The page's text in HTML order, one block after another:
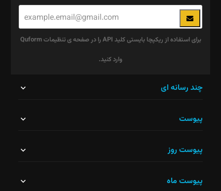
برای استفاده از ریکپچا بایستی کلید API را در صفحه ی تنظیمات Quform
وارد کنید.
نباید
شود.
چند رسانه ای
پیوست
پیوست روز
پیوست ماه